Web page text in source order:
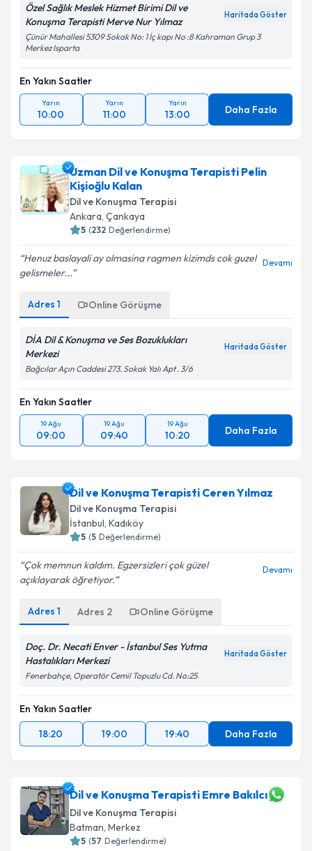
Özel Sağlık Meslek Hizmet Birimi Dil ve
Konuşma Terapisti Merve Nur Yılmaz
Haritada Göster
Çünür Mahallesi 5309 Sokak No: 1 İç kapı No :8 Kahraman Grup 3
Merkez Isparta
En Yakın Saatler
Yarın
10:00
Yarın
11:00
Yarın
13:00 Daha Fazla
Uzman Dil ve Konuşma Terapisti Pelin
Kişioğlu Kalan
Dil ve Konuşma Terapisi
Ankara, Çankaya
5 (232 Değerlendirme)
Henuz baslayali ay olmasina ragmen kizimds cok guzel
gelismeler...
Devamı
Adres 1 Online Görüşme
DİA Dil & Konuşma ve Ses Bozuklukları
Merkezi
Haritada Göster
Bağcılar Açın Caddesi 273. Sokak Yalı Apt . 3/6
En Yakın Saatler
19 Ağu
09:00
19 Ağu
09:40
19 Ağu
10:20 Daha Fazla
Dil ve Konuşma Terapisti Ceren Yılmaz
Dil ve Konuşma Terapisi
İstanbul, Kadıköy
5 (5 Değerlendirme)
Çok memnun kaldım. Egzersizleri çok güzel
açıklayarak öğretiyor.
Devamı
Adres 1 Adres 2 Online Görüşme
Doç. Dr. Necati Enver - İstanbul Ses Yutma
Hastalıkları Merkezi
Haritada Göster
Fenerbahçe, Operatör Cemil Topuzlu Cd. No:25
En Yakın Saatler
18:20
19:00 19:40 Daha Fazla
Dil ve Konuşma Terapisti Emre Bakılcı
Dil ve Konuşma Terapisi
Batman, Merkez
5 (57 Değerlendirme)